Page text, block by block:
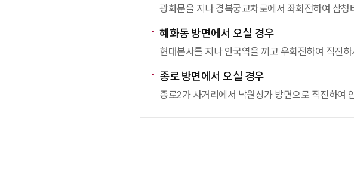
광화문을 지나 경복궁교차로에서 좌회전하여 삼
혜화동 방면에서 오실 경우
현대본사를 지나 안국역을 끼고 우회전하여 직진하
종로 방면에서 오실 경우
종로2가 사거리에서 낙원상가 방면으로 직진하여